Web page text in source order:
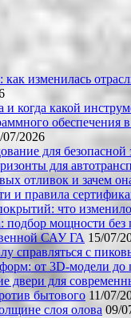
изменилась
и когда какой
обеспечения
07/2026
для безопасной
для
отливок и зачем
и правила
что
мощности без
САУ ГА 15/07/
справляться с
от 3D-модели до
двери для
бытового 11/07/
слоя олова 09/